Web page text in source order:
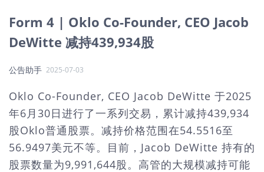
Form 4 | Oklo Co-Founder, CEO Jacob
DeWitte 减持439,934股
公告助手 2025-07-03
Oklo Co-Founder, CEO Jacob DeWitte 于2025
年6月30日进行了一系列交易，累计减持439,934
股Oklo普通股票。减持价格范围在54.5516至
56.9497美元不等。目前，Jacob DeWitte 持有的
股票数量为9,991,644股。高管的大规模减持可能